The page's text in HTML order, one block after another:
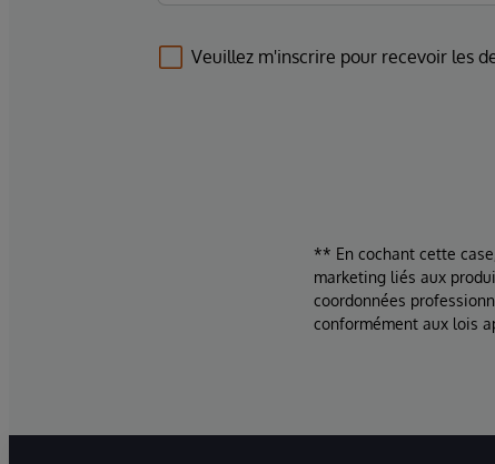
Veuillez m'inscrire pour recevoir les
** En cochant cette
marketing liés aux
coordonnées
conformément aux lois